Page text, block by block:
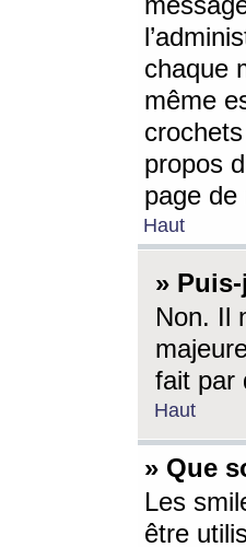
chaque
même
propos
page de
Haut
»
Non. Il
fait par
Haut
» Que
Les
être